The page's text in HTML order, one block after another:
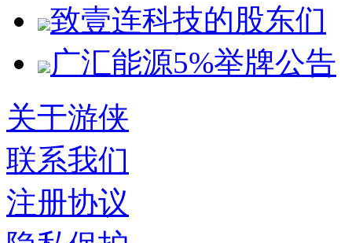
致壹连科技的股东们
广汇能源5%举牌公告
关于游侠
联系我们
注册协议